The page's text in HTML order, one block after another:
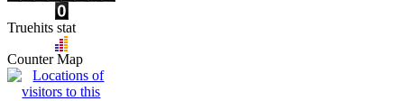
Truehits stat
Counter Map